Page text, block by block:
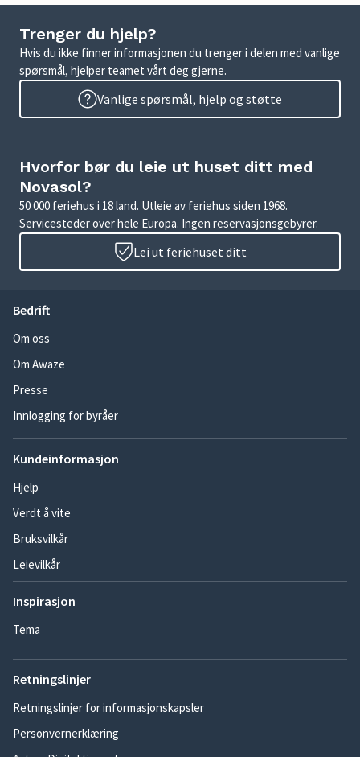
Trenger du hjelp?
Hvis du ikke finner informasjonen du trenger i delen med vanlige
spørsmål, hjelper teamet vårt deg gjerne.
Vanlige spørsmål, hjelp og støtte
Hvorfor bør du leie ut huset ditt med
Novasol?
50 000 feriehus i 18 land. Utleie av feriehus siden 1968.
Servicesteder over hele Europa. Ingen reservasjonsgebyrer.
Lei ut feriehuset ditt
Bedrift
Om oss
Om Awaze
Presse
Innlogging for byråer
Kundeinformasjon
Hjelp
Verdt å vite
Bruksvilkår
Leievilkår
Inspirasjon
Tema
Retningslinjer
Retningslinjer for informasjonskapsler
Personvernerklæring